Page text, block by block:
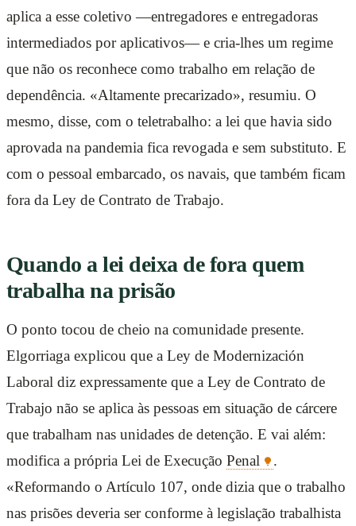
aplica a esse coletivo —entregadores e entregadoras
intermediados por aplicativos— e cria-lhes um regime
que não os reconhece como trabalho em relação de
dependência. «Altamente precarizado», resumiu. O
mesmo, disse, com o teletrabalho: a lei que havia sido
aprovada na pandemia fica revogada e sem substituto. E
com o pessoal embarcado, os navais, que também ficam
fora da Ley de Contrato de Trabajo.
Quando a lei deixa de fora quem
trabalha na prisão
O ponto tocou de cheio na comunidade presente.
Elgorriaga explicou que a Ley de Modernización
Laboral diz expressamente que a Ley de Contrato de
Trabajo não se aplica às pessoas em situação de cárcere
que trabalham nas unidades de detenção. E vai além:
modifica a própria Lei de Execução Penal
.
«Reformando o Artículo 107, onde dizia que o trabalho
nas prisões deveria ser conforme à legislação trabalhista